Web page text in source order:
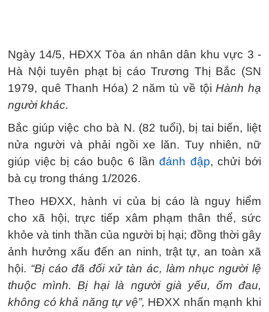
Ngày 14/5, HĐXX Tòa án nhân dân khu vực 3 -
Hà Nội tuyên phạt bị cáo Trương Thị Bắc (SN
1979, quê Thanh Hóa) 2 năm tù về tộiHành hạ
người khác.
Bắc giúp việc cho bà N. (82 tuổi), bị tai biến, liệt
nửa người và phải ngồi xe lăn. Tuy nhiên, nữ
giúp việc bị cáo buộc 6 lầnđánh đập, chửi bới
bà cụ trong tháng 1/2026.
Theo HĐXX, hành vi của bị cáo là nguy hiểm
cho xã hội, trực tiếp xâm phạm thân thể, sức
khỏe và tinh thần của người bị hại; đồng thời gây
ảnh hưởng xấu đến an ninh, trật tự, an toàn xã
hội. “Bị cáo đã đối xử tàn ác, làm nhục người lệ
thuộc mình. Bị hại là người già yếu, ốm đau,
không có khả năng tự vệ”, HĐXX nhấn mạnh khi